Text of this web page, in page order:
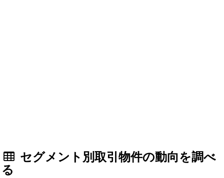
セグメント別取引物件の動向を調べ
る